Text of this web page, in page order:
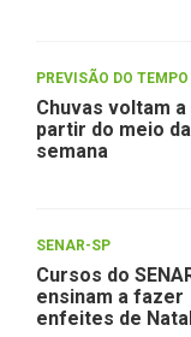
PREVISÃO DO TEMPO
Chuvas voltam a
partir do meio da
semana
SENAR-SP
Cursos do
ensinam a fazer
enfeites de Natal